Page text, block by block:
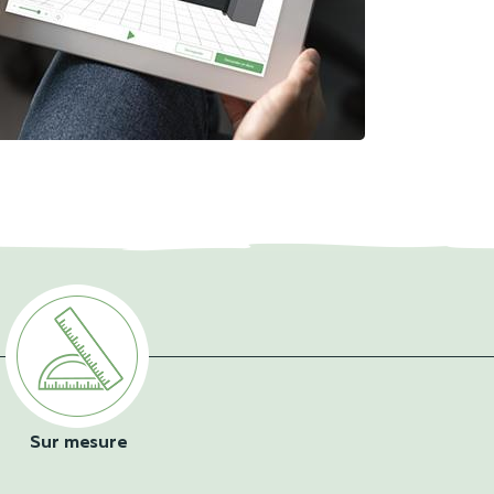
Sur mesure